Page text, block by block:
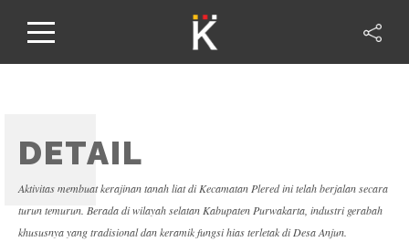
DETAIL
Aktivitas membuat kerajinan tanah liat di Kecamatan Plered ini telah berjalan secara
turun temurun. Berada di wilayah selatan Kabupaten Purwakarta, industri gerabah
khususnya yang tradisional dan keramik fungsi hias terletak di Desa Anjun.